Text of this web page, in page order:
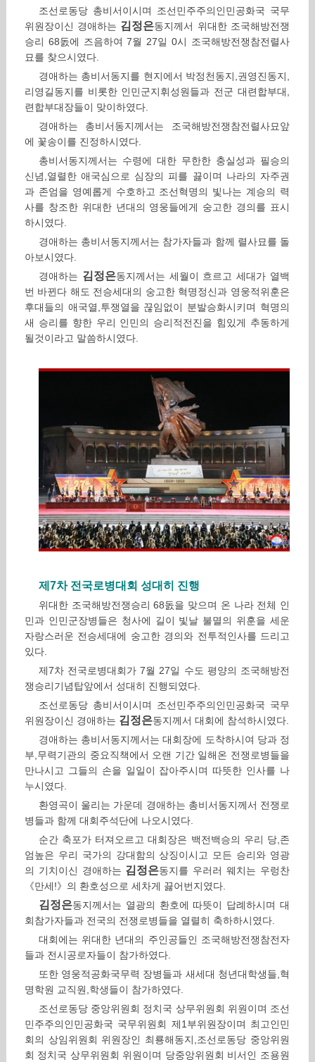
조선로동당 총비서이시며 조선민주주의인민공화국 국무
위원장이신 경애하는 김정은동지께서 위대한 조국해방전쟁
승리 68돐에 즈음하여 7월 27일 0시 조국해방전쟁참전렬사
묘를 찾으시였다.
경애하는 총비서동지를 현지에서 박정천동지,권영진동지,
리영길동지를 비롯한 인민군지휘성원들과 전군 대련합부대,
련합부대장들이 맞이하였다.
경애하는 총비서동지께서는 조국해방전쟁참전렬사묘앞
에 꽃송이를 진정하시였다.
총비서동지께서는 수령에 대한 무한한 충실성과 필승의
신념,열렬한 애국심으로 심장의 피를 끓이며 나라의 자주권
과 존엄을 영예롭게 수호하고 조선혁명의 빛나는 계승의 력
사를 창조한 위대한 년대의 영웅들에게 숭고한 경의를 표시
하시였다.
경애하는 총비서동지께서는 참가자들과 함께 렬사묘를 돌
아보시였다.
경애하는 김정은동지께서는 세월이 흐르고 세대가 열백
번 바뀐다 해도 전승세대의 숭고한 혁명정신과 영웅적위훈은
후대들의 애국열,투쟁열을 끊임없이 분발승화시키며 혁명의
새 승리를 향한 우리 인민의 승리적전진을 힘있게 추동하게
될것이라고 말씀하시였다.
제7차 전국로병대회 성대히 진행
위대한 조국해방전쟁승리 68돐을 맞으며 온 나라 전체 인
민과 인민군장병들은 청사에 길이 빛날 불멸의 위훈을 세운
자랑스러운 전승세대에 숭고한 경의와 전투적인사를 드리고
있다.
제7차 전국로병대회가 7월 27일 수도 평양의 조국해방전
쟁승리기념탑앞에서 성대히 진행되였다.
조선로동당 총비서이시며 조선민주주의인민공화국 국무
위원장이신 경애하는 김정은동지께서 대회에 참석하시였다.
경애하는 총비서동지께서는 대회장에 도착하시여 당과 정
부,무력기관의 중요직책에서 오랜 기간 일해온 전쟁로병들을
만나시고 그들의 손을 일일이 잡아주시며 따뜻한 인사를 나
누시였다.
환영곡이 울리는 가운데 경애하는 총비서동지께서 전쟁로
병들과 함께 대회주석단에 나오시였다.
순간 축포가 터져오르고 대회장은 백전백승의 우리 당,존
엄높은 우리 국가의 강대함의 상징이시고 모든 승리와 영광
의 기치이신 경애하는 김정은동지를 우러러 웨치는 우렁찬
《만세!》의 환호성으로 세차게 끓어번지였다.
김정은동지께서는 열광의 환호에 따뜻이 답례하시며 대
회참가자들과 전국의 전쟁로병들을 열렬히 축하하시였다.
대회에는 위대한 년대의 주인공들인 조국해방전쟁참전자
들과 전시공로자들이 참가하였다.
또한 영웅적공화국무력 장병들과 새세대 청년대학생들,혁
명학원 교직원,학생들이 참가하였다.
조선로동당 중앙위원회 정치국 상무위원회 위원이며 조선
민주주의인민공화국 국무위원회 제1부위원장이며 최고인민
회의 상임위원회 위원장인 최룡해동지,조선로동당 중앙위원
회 정치국 상무위원회 위원이며 당중앙위원회 비서인 조용원